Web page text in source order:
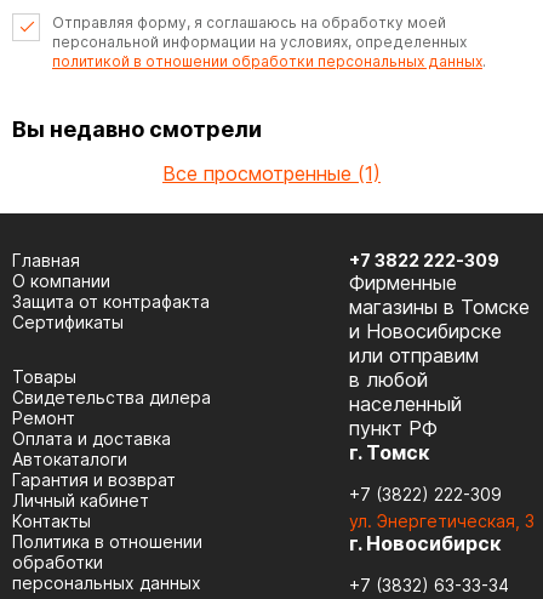
Отправляя форму, я соглашаюсь на обработку моей
персональной информации на условиях, определенных
политикой в отношении обработки персональных данных.
Вы недавно смотрели
Все просмотренные (1)
Главная
О компании
Защита от контрафакта
Сертификаты
Товары
Cвидетельства дилера
Ремонт
Оплата и доставка
Автокаталоги
Гарантия и возврат
Личный кабинет
Контакты
Политика в отношении
обработки
персональных данных
+7 3822 222-309
Фирменные
магазины в Томске
и Новосибирске
или отправим
в любой
населенный
пункт РФ
г. Томск
+7 (3822) 222-309
ул. Энергетическая, 3
г. Новосибирск
+7 (3832) 63-33-34